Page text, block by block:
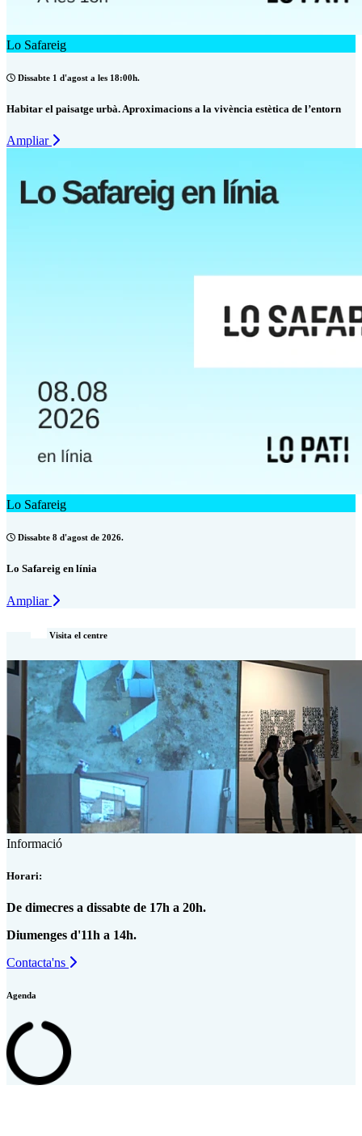
Lo Safareig
Dissabte 1 d'agost a les 18:00h.
Habitar el paisatge urbà. Aproximacions a la vivència estètica de l’entorn
Ampliar
Lo Safareig
Dissabte 8 d'agost de 2026.
Lo Safareig en línia
Ampliar
Visita el centre
Informació
Horari:
De dimecres a dissabte de 17h a 20h.
Diumenges d'11h a 14h.
Contacta'ns
Agenda